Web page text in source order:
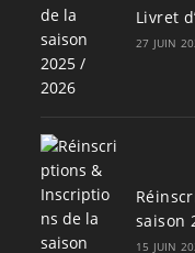
Livret
27 JUIN
saison
15 JUIN